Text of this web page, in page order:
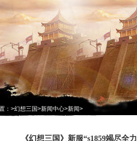
： >幻想三国>新闻中心>新闻>
《幻想三国》新服“s1859竭尽全